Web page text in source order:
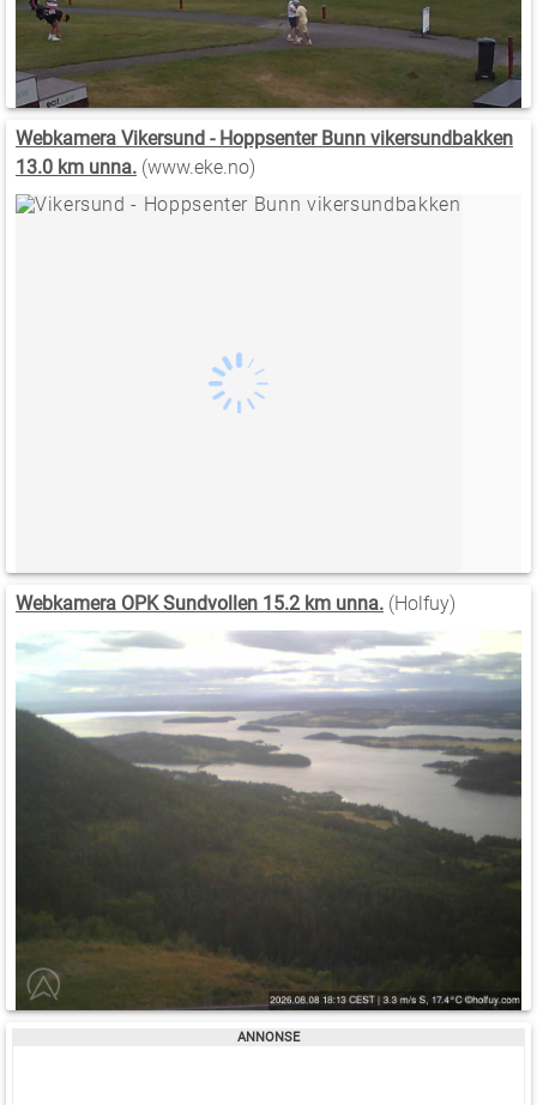
Webkamera Vikersund - Hoppsenter Bunn vikersundbakken
13.0 km unna. (www.eke.no)
Webkamera OPK Sundvollen 15.2 km unna. (Holfuy)